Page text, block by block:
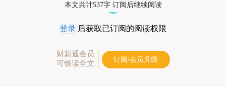
本文共计537字 订阅后继续阅读
登录 后获取已订阅的阅读权限
财新通会员
可畅读全文
订阅/会员升级